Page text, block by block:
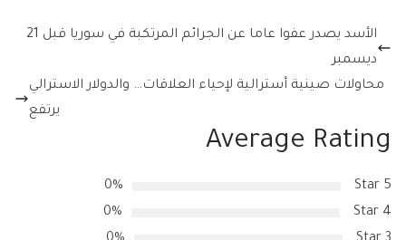
الأسد يصدر عفوا عاما عن الجرائم المرتكبة في سوريا قبل 21
ديسمبر
محاولات صينية أسترالية لإحياء العلاقات… والدولار الاسترالي
يرتفع
Average Rating
5 Star
0%
4 Star
0%